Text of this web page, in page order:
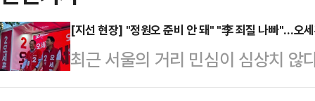
[지선 현장] "정원오 준비 안 돼" "李 죄질 나빠"…오
최근 서울의 거리 민심이 심상치 않
세장이라는 것을 감안하더라도, 이